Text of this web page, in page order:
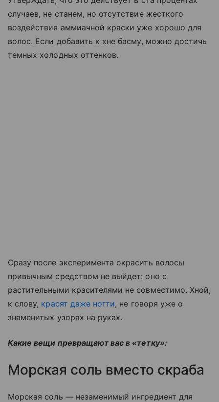
случаев, не станем, но отсутствие жесткого
воздействия аммиачной краски уже хорошо для
волос. Если добавить к хне басму, можно достичь
темных холодных оттенков.
Сразу после эксперимента окрасить волосы
привычным средством не выйдет: оно с
растительными красителями не совместимо. Хной,
к слову, красят даже ногти, не говоря уже о
знаменитых узорах на руках.
Какие вещи превращают вас в «тетку»:
Морская соль вместо скраба
Морская соль — незаменимый ингредиент для